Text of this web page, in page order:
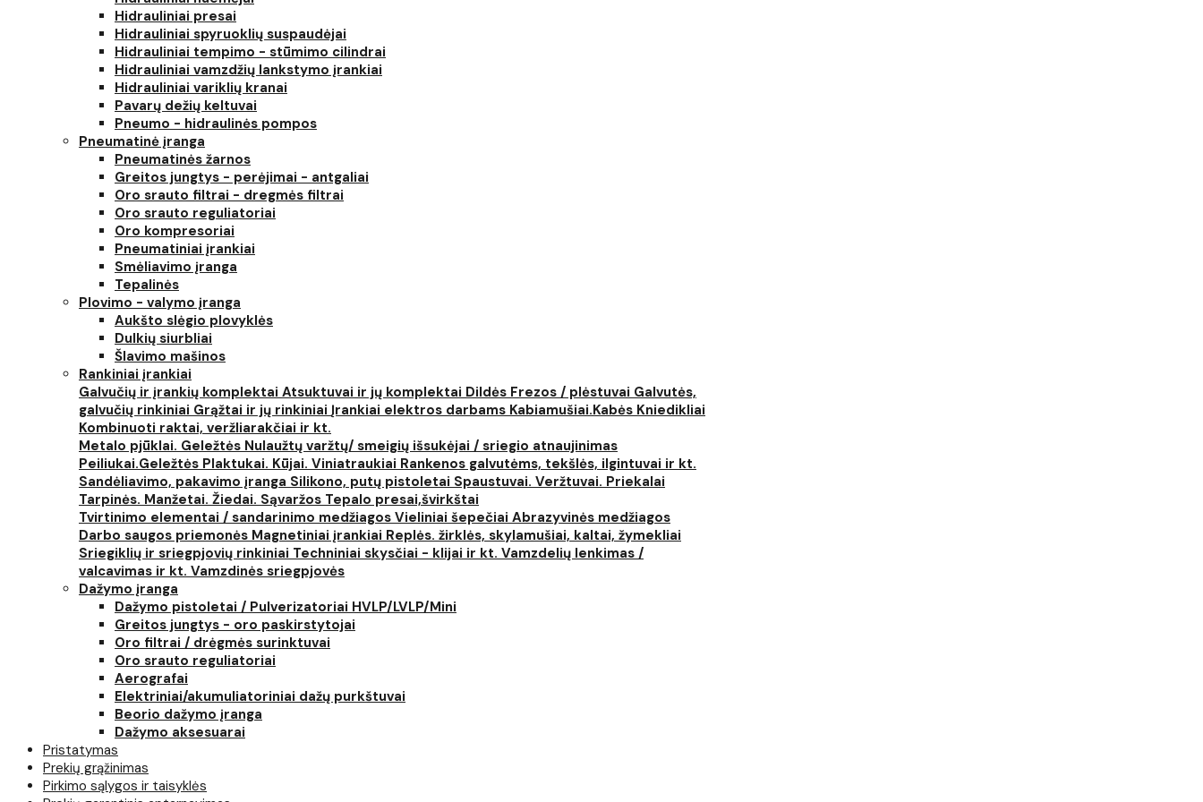
Hidrauliniai presai
Hidrauliniai spyruoklių suspaudėjai
Hidrauliniai tempimo - stūmimo cilindrai
Hidrauliniai vamzdžių lankstymo įrankiai
Hidrauliniai variklių kranai
Pavarų dežių keltuvai
Pneumo - hidraulinės pompos
Pneumatinė įranga
Pneumatinės žarnos
Greitos jungtys - perėjimai - antgaliai
Oro srauto filtrai - dregmės filtrai
Oro srauto reguliatoriai
Oro kompresoriai
Pneumatiniai įrankiai
Smėliavimo įranga
Tepalinės
Plovimo - valymo įranga
Aukšto slėgio plovyklės
Dulkių siurbliai
Šlavimo mašinos
Rankiniai įrankiai
Galvučių ir įrankių komplektai Atsuktuvai ir jų komplektai Dildės Frezos / plėstuvai Galvutės,
galvučių rinkiniai Grąžtai ir jų rinkiniai Įrankiai elektros darbams Kabiamušiai.Kabės Kniedikliai
Kombinuoti raktai, veržliarakčiai ir kt.
Metalo pjūklai. Geležtės Nulaužtų varžtų/ smeigių išsukėjai / sriegio atnaujinimas
Peiliukai.Geležtės Plaktukai. Kūjai. Viniatraukiai Rankenos galvutėms, tekšlės, ilgintuvai ir kt.
Sandėliavimo, pakavimo įranga Silikono, putų pistoletai Spaustuvai. Veržtuvai. Priekalai
Tarpinės. Manžetai. Žiedai. Sąvaržos Tepalo presai,švirkštai
Tvirtinimo elementai / sandarinimo medžiagos Vieliniai šepečiai Abrazyvinės medžiagos
Darbo saugos priemonės Magnetiniai įrankiai Replės. žirklės, skylamušiai, kaltai, žymekliai
Sriegiklių ir sriegpjovių rinkiniai Techniniai skysčiai - klijai ir kt. Vamzdelių lenkimas /
valcavimas ir kt. Vamzdinės sriegpjovės
Dažymo įranga
Dažymo pistoletai / Pulverizatoriai HVLP/LVLP/Mini
Greitos jungtys - oro paskirstytojai
Oro filtrai / drėgmės surinktuvai
Oro srauto reguliatoriai
Aerografai
Elektriniai/akumuliatoriniai dažų purkštuvai
Beorio dažymo įranga
Dažymo aksesuarai
Pristatymas
Prekių grąžinimas
Pirkimo sąlygos ir taisyklės